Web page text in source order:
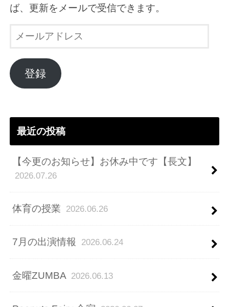
ば、更新をメールで受信できます。
ル
ア
ド
登録
最近の投稿
【今更のお知らせ】お休み中です【長文】
2026.07.26
体育の授業 2026.06.26
7月の出演情報 2026.06.24
金曜ZUMBA 2026.06.13